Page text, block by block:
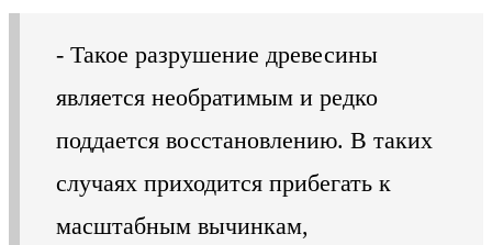
- Такое разрушение древесины
является необратимым и редко
поддается восстановлению. В таких
случаях приходится прибегать к
масштабным вычинкам,